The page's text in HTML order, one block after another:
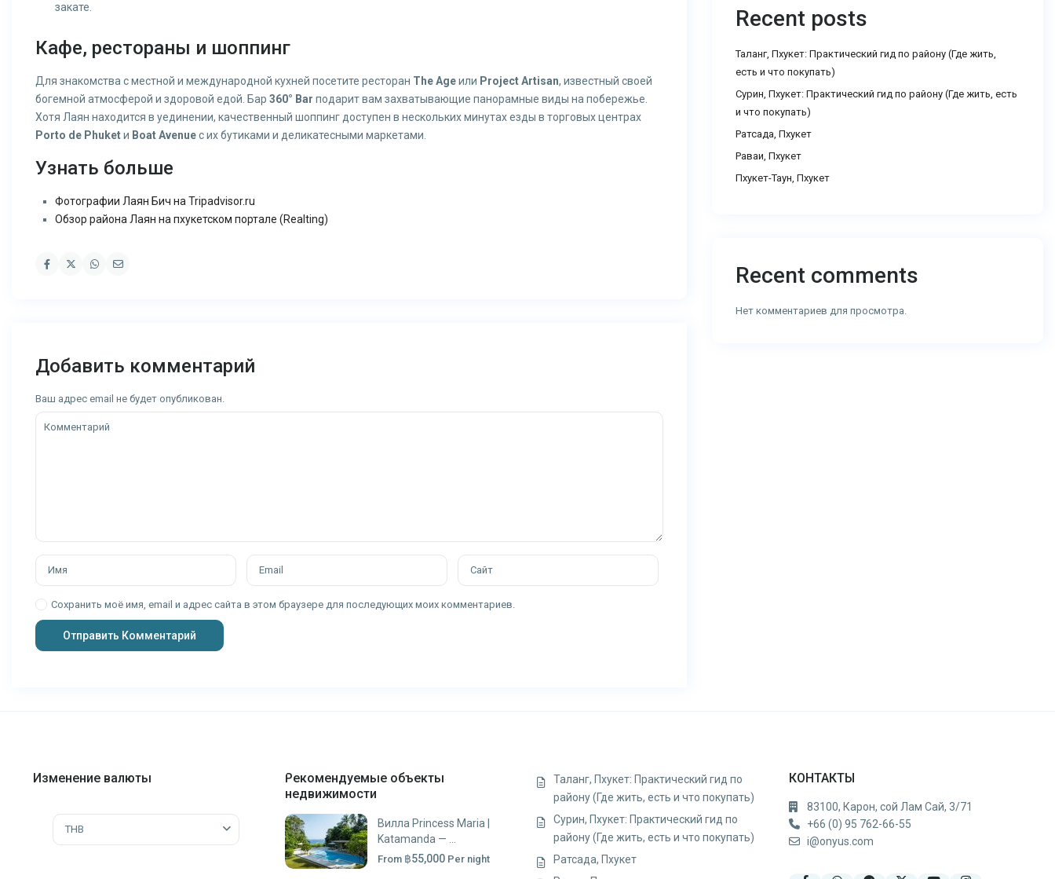
закате.
Кафе, рестораны и шоппинг
Для знакомства с местной и международной кухней посетите ресторан The Ageили Project Artisan, известный своей
богемной атмосферой и здоровой едой. Бар 360° Bar подарит вам захватывающие панорамные виды на побережье.
Хотя Лаян находится в уединении, качественный шоппинг доступен в нескольких минутах езды в торговых центрах
Porto de Phuketи Boat Avenueс их бутиками и деликатесными маркетами.
Узнать больше
Фотографии Лаян Бич на Tripadvisor.ru
Обзор района Лаян на пхукетском портале (Realting)
Добавить комментарий
Ваш адрес email не будет опубликован.
Сохранить моё имя, email и адрес сайта в этом браузере для последующих моих комментариев.
Recent posts
Таланг, Пхукет: Практический гид по району (Где жить,
есть и что покупать)
Сурин, Пхукет: Практический гид по району (Где жить, есть
и что покупать)
Ратсада, Пхукет
Раваи, Пхукет
Пхукет-Таун, Пхукет
Recent comments
Нет комментариев для просмотра.
Изменение валюты
THB
Рекомендуемые объекты
недвижимости
Вилла Princess Maria |
Katamanda — ...
From ฿55,000 Per night
Таланг, Пхукет: Практический гид по
району (Где жить, есть и что покупать)
Сурин, Пхукет: Практический гид по
району (Где жить, есть и что покупать)
Ратсада, Пхукет
КОНТАКТЫ
83100, Карон, сой Лам Сай, 3/71
+66 (0) 95 762-66-55
i@onyus.com